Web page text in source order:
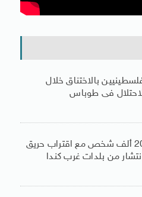
بالاختناق خلال
فى طوباس
إجلاء أكثر من 20 ألف شخص مع اقتراب حريق
من بلدات غرب كندا